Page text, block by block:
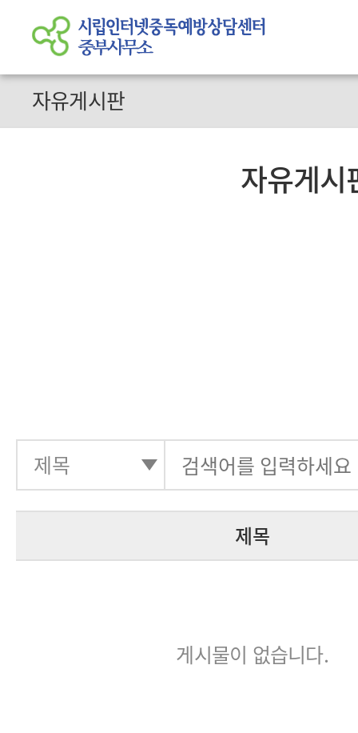
자유게시판
자유게시
제목
게시물이 없습니다.